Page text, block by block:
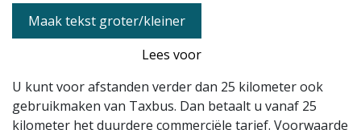
Maak tekst groter/kleiner
Lees voor
U kunt voor afstanden verder dan 25 kilometer ook
gebruikmaken van Taxbus. Dan betaalt u vanaf 25
kilometer het duurdere commerciële tarief. Voorwaarde